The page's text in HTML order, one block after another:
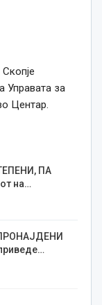
Управата за
Центар.
ПА
на…